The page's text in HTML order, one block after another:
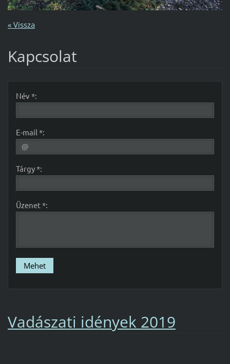
« Vissza
Kapcsolat
Név *:
E-mail *:
Tárgy *:
Üzenet *:
Vadászati idények 2019